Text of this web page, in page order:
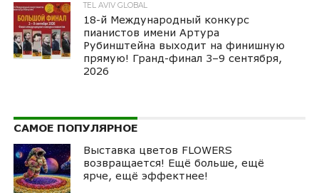
TEL AVIV GLOBAL
18-й Международный конкурс
пианистов имени Артура
Рубинштейна выходит на финишную
прямую! Гранд-финал 3–9 сентября,
2026
САМОЕ ПОПУЛЯРНОЕ
Выставка цветов FLOWERS
возвращается! Ещё больше, ещё
ярче, ещё эффектнее!